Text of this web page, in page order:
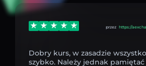
przez https://
Dobry kurs, w zasadzie
szybko. Należy jednak